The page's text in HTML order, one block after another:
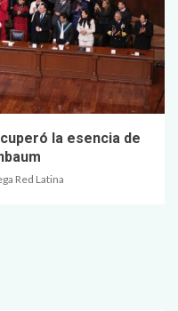
la esencia de
Red Latina